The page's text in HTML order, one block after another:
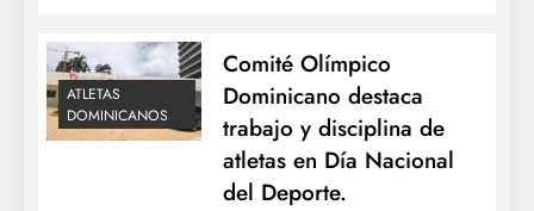
ATLETAS
DOMINICANOS
Comité Olímpico
Dominicano destaca
trabajo y disciplina de
atletas en Día Nacional
del Deporte.